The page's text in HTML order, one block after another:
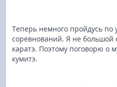
Теперь немного пройдусь по
соревнований. Я не большой
каратэ. Поэтому поговорю о
кумитэ.